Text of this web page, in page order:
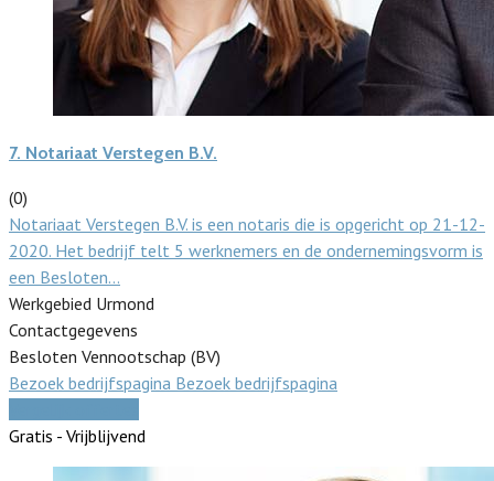
7. Notariaat Verstegen B.V.
(0)
Notariaat Verstegen B.V. is een notaris die is opgericht op 21-12-
2020. Het bedrijf telt 5 werknemers en de ondernemingsvorm is
een Besloten…
Werkgebied Urmond
Contactgegevens
Besloten Vennootschap (BV)
Bezoek bedrijfspagina Bezoek bedrijfspagina
Gratis - Vrijblijvend